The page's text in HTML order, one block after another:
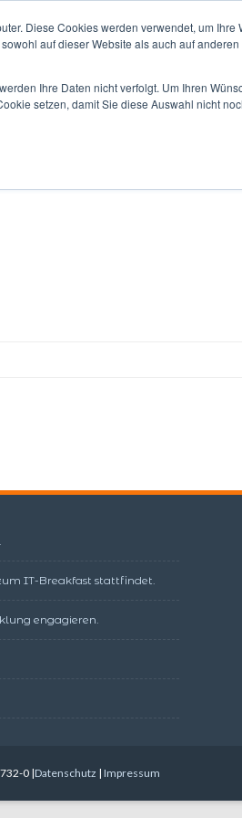
Diese Cookies werden verwendet, um
auf dieser Website als auch auf
Ihre Daten nicht verfolgt. Um Ihren
setzen, damit Sie diese Auswahl nicht
IT-SECUSHOP NEUES
IT-Breakfast stattfindet.
engagieren.
0 |Datenschutz | Impressum